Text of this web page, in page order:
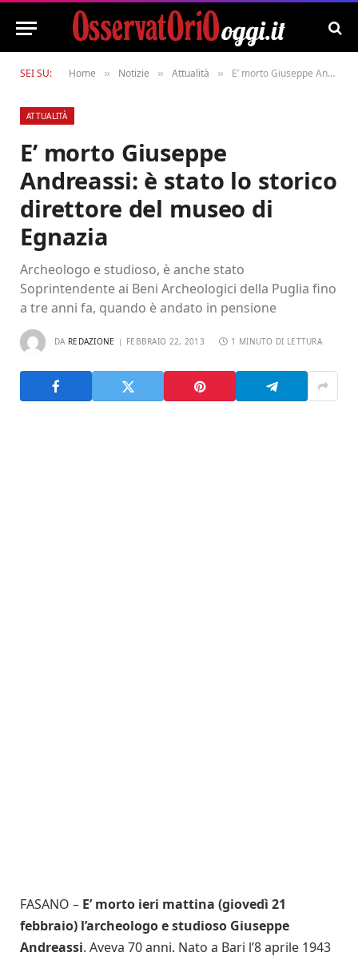
SEI SU: Home » Notizie » Attualità » E’ morto Giuseppe Andreassi: è stato lo storico direttore del museo di Egnazia
ATTUALITÀ
E’ morto Giuseppe
Andreassi: è stato lo storico
direttore del museo di
Egnazia
Archeologo e studioso, è anche stato
Soprintendente ai Beni Archeologici della Puglia fino
a tre anni fa, quando è andato in pensione
DA REDAZIONE FEBBRAIO 22, 2013 1 MINUTO DI LETTURA
FASANO – E’ morto ieri mattina (giovedì 21
febbraio) l’archeologo e studioso Giuseppe
Andreassi. Aveva 70 anni. Nato a Bari l’8 aprile 1943